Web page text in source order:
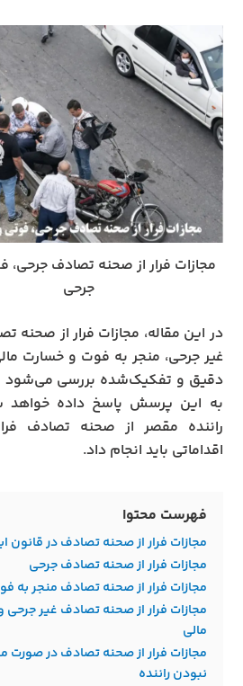
مجازات فرار از صحنه تصادف جرحی،
جرحی
در این مقاله، مجازات فرار از صحنه
غیر جرحی، منجر به فوت و خسارت
دقیق و تفکیک‌شده بررسی می‌شود
به این پرسش پاسخ داده خواهد
راننده مقصر از صحنه تصادف
اقداماتی باید انجام داد.
فهرست محتوا
مجازات فرار از صحنه تصادف در قانون
مجازات فرار از صحنه تصادف جرحی
مجازات فرار از صحنه تصادف منجر به
مجازات فرار از صحنه تصادف غیر
مالی
مجازات فرار از صحنه تصادف در صورت
نبودن راننده